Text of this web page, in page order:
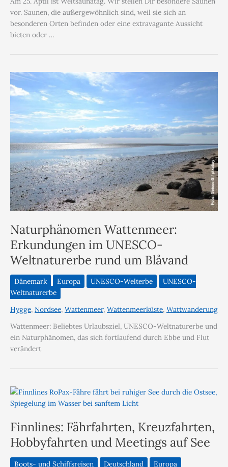
vor. Saunen, die außergewöhnlich sind, weil sie sich an
besonderen Orten befinden oder eine extravagante Aussicht
bieten oder …
Naturphänomen Wattenmeer:
Erkundungen im UNESCO-
Weltnaturerbe rund um Blåvand
Dänemark Europa UNESCO-Welterbe
UNESCO-
Weltnaturerbe
Hygge, Nordsee, Wattenmeer, Wattenmeerküste, Wattwanderung
Wattenmeer: Beliebtes Urlaubsziel, UNESCO-Weltnaturerbe und
ein Naturphänomen, das sich fortlaufend durch Ebbe und Flut
verändert
Finnlines: Fährfahrten, Kreuzfahrten,
Hobbyfahrten und Meetings auf See
Boots- und Schiffsreisen Deutschland Europa